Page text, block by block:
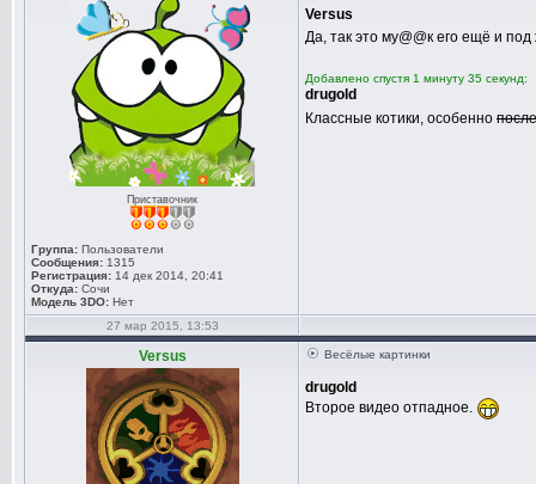
Приставочник
Группа: Пользователи
Сообщения: 1315
Регистрация: 14 дек 2014, 20:41
Откуда: Сочи
Модель 3DO: Нет
Versus
Да, так это му@@к его ещё и
Добавлено спустя 1 минуту 35 секунд:
drugold
Классные котики, особенно
27 мар 2015, 13:53
Versus Весёлые картинки
drugold
Второе видео отпадное.